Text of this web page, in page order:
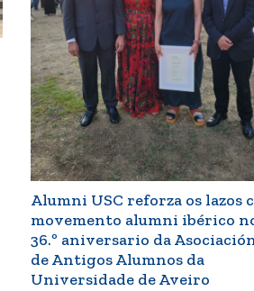
Alumni USC reforza os lazos
movemento alumni ibérico
36.º aniversario da
de Antigos Alumnos da
Universidade de Aveiro